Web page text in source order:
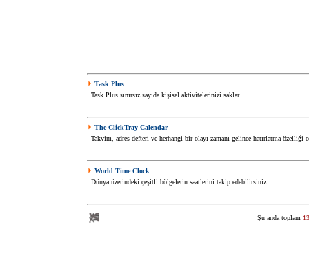
Task Plus
Task Plus sınırsız sayıda kişisel aktivitelerinizi saklar
The ClickTray Calendar
Takvim, adres defteri ve herhangi bir olayı zamanı gelince hatırlatma özelliği
World Time Clock
Dünya üzerindeki çeşitli bölgelerin saatlerini takip edebilirsiniz.
Şu anda toplam 13